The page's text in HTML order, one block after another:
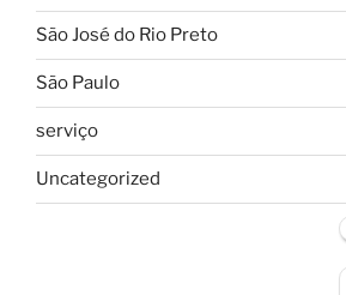
São José do Rio Preto
São Paulo
serviço
Uncategorized